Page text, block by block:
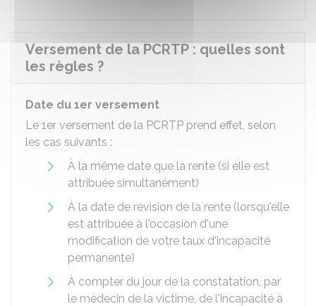
Versement de la PCRTP : quelles sont
les règles ?
Date du 1er versement
Le 1er versement de la PCRTP prend effet, selon
les cas suivants :
À la même date que la rente (si elle est
attribuée simultanément)
À la date de révision de la rente (lorsqu'elle
est attribuée à l'occasion d'une
modification de votre taux d'incapacité
permanente)
À compter du jour de la constatation, par
le médecin de la victime, de l'incapacité à